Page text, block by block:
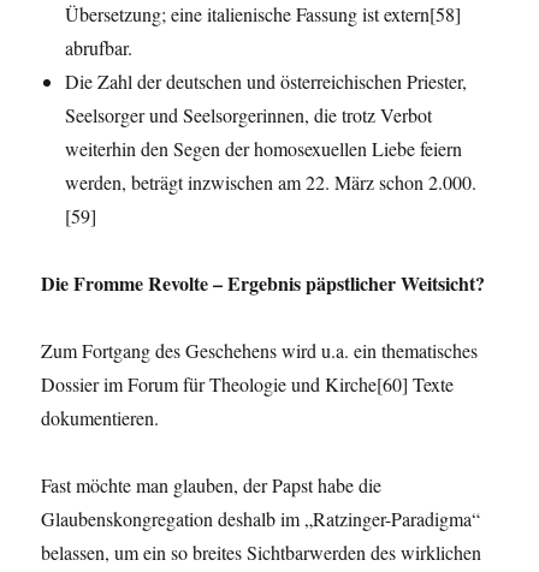
Übersetzung; eine italienische Fassung ist extern[58]
abrufbar.
Die Zahl der deutschen und österreichischen Priester,
Seelsorger und Seelsorgerinnen, die trotz Verbot
weiterhin den Segen der homosexuellen Liebe feiern
werden, beträgt inzwischen am 22. März schon 2.000.
[59]
Die Fromme Revolte – Ergebnis päpstlicher Weitsicht?
Zum Fortgang des Geschehens wird u.a. ein thematisches
Dossier im Forum für Theologie und Kirche[60] Texte
dokumentieren.
Fast möchte man glauben, der Papst habe die
Glaubenskongregation deshalb im „Ratzinger-Paradigma“
belassen, um ein so breites Sichtbarwerden des wirklichen